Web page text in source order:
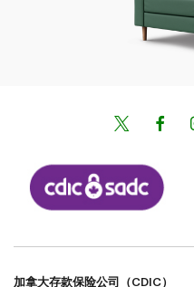
加拿大存款保险公司（CDIC）